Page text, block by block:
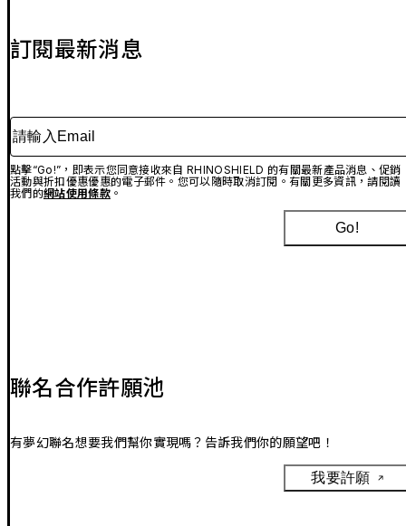
訂閱最新消息
請輸入Email
點擊“Go!”，即表示您同意接收來自 RHINOSHIELD 的有關最新產品消息、促銷
活動與折扣優惠優惠的電子郵件。您可以隨時取消訂閱。有關更多資訊，請閱讀
我們的網站使用條款。
Go!
聯名合作許願池
有夢幻聯名想要我們幫你實現嗎？告訴我們你的願望吧！
我要許願